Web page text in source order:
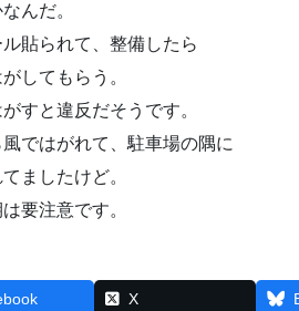
んだ。
貼られて、整備したら
してもらう。
すと違反だそうです。
ではがれて、駐車場の隅に
ましたけど。
要注意です。
X